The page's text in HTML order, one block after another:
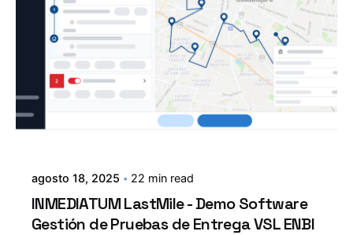
agosto 18, 2025 22 min read
INMEDIATUM LastMile - Demo Software
Gestión de Pruebas de Entrega VSL ENBI